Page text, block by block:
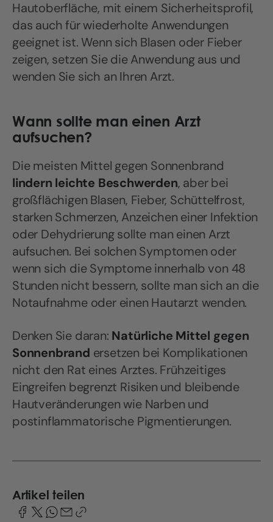
Hautoberfläche, mit einem Sicherheitsprofil,
das auch für wiederholte Anwendungen
geeignet ist. Wenn sich Blasen oder Fieber
zeigen, setzen Sie die Anwendung aus und
wenden Sie sich an Ihren Arzt.
Wann sollte man einen Arzt
aufsuchen?
Die meisten Mittel gegen Sonnenbrand
lindern leichte Beschwerden, aber bei
großflächigen Blasen, Fieber, Schüttelfrost,
starken Schmerzen, Anzeichen einer Infektion
oder Dehydrierung sollte man einen Arzt
aufsuchen. Bei solchen Symptomen oder
wenn sich die Symptome innerhalb von 48
Stunden nicht bessern, sollte man sich an die
Notaufnahme oder einen Hautarzt wenden.
Denken Sie daran: Natürliche Mittel gegen
Sonnenbrand ersetzen bei Komplikationen
nicht den Rat eines Arztes. Frühzeitiges
Eingreifen begrenzt Risiken und bleibende
Hautveränderungen wie Narben und
postinflammatorische Pigmentierungen.
Artikel teilen